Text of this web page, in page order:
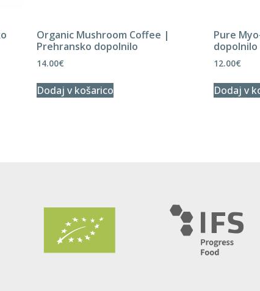
Organic Mushroom Coffee |
Prehransko dopolnilo
14.00€
Dodaj v košarico
Pure
dopolnilo
12.00€
Dodaj v